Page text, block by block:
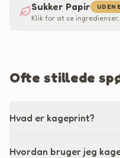
Sukker Papir UDEN
Klik for at se
Ofte stillede
Hvad er kageprint?
Hvordan bruger jeg